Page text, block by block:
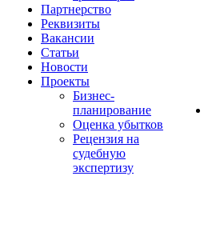
Партнерство
Реквизиты
Вакансии
Статьи
Новости
Проекты
Бизнес-
планирование
Оценка убытков
Рецензия на
судебную
экспертизу